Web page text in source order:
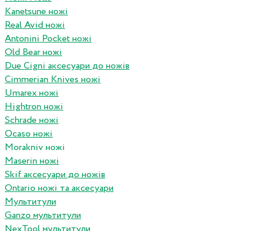
Kanetsune ножі
Real Avid ножі
Antonini Pocket ножі
Old Bear ножі
Due Cigni аксесуари до ножів
Cimmerian Knives ножі
Umarex ножі
Hightron ножі
Schrade ножі
Ocaso ножі
Morakniv ножі
Maserin ножі
Skif аксесуари до ножів
Ontario ножі та аксесуари
Мультитули
Ganzo мультитули